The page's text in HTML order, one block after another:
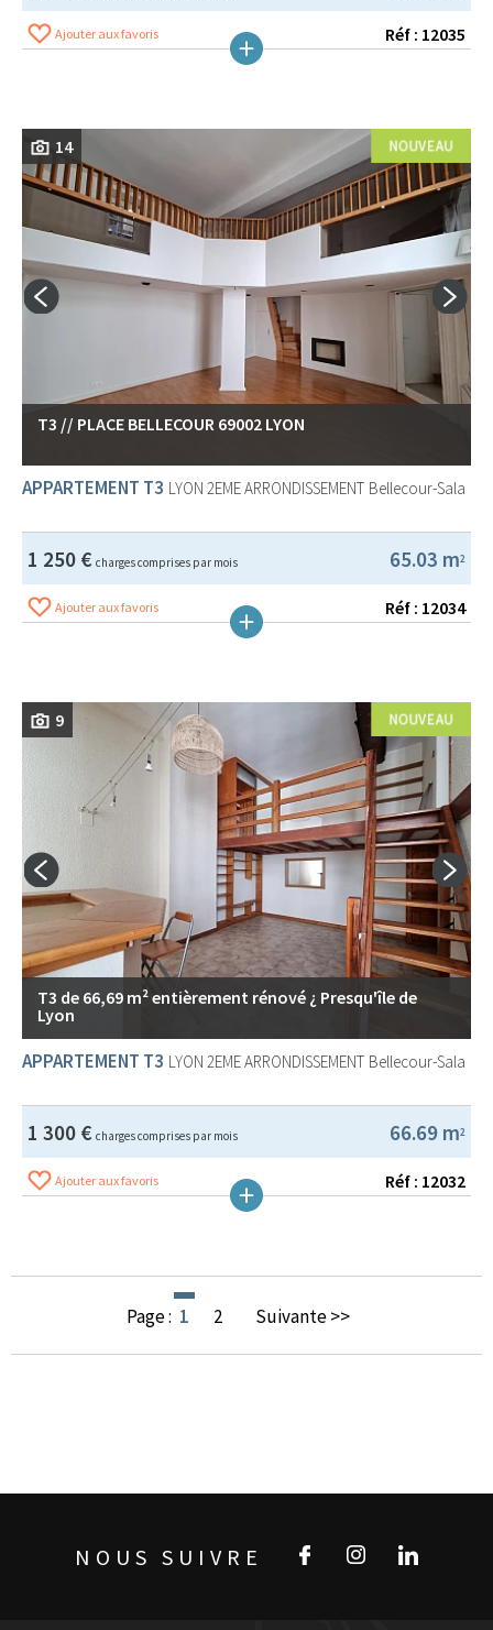
Ajouter aux favoris Réf : 12035
14
T3 // PLACE BELLECOUR 69002 LYON
APPARTEMENT T3 LYON 2EME ARRONDISSEMENT Bellecour-Sala
65.03 m2
1 250 € charges comprises par mois
Ajouter aux favoris Réf : 12034
9
T3 de 66,69 m² entièrement rénové ¿ Presqu'île de
Lyon
APPARTEMENT T3 LYON 2EME ARRONDISSEMENT Bellecour-Sala
66.69 m2
1 300 € charges comprises par mois
Ajouter aux favoris Réf : 12032
Page : 1 2 Suivante >>
NOUS SUIVRE